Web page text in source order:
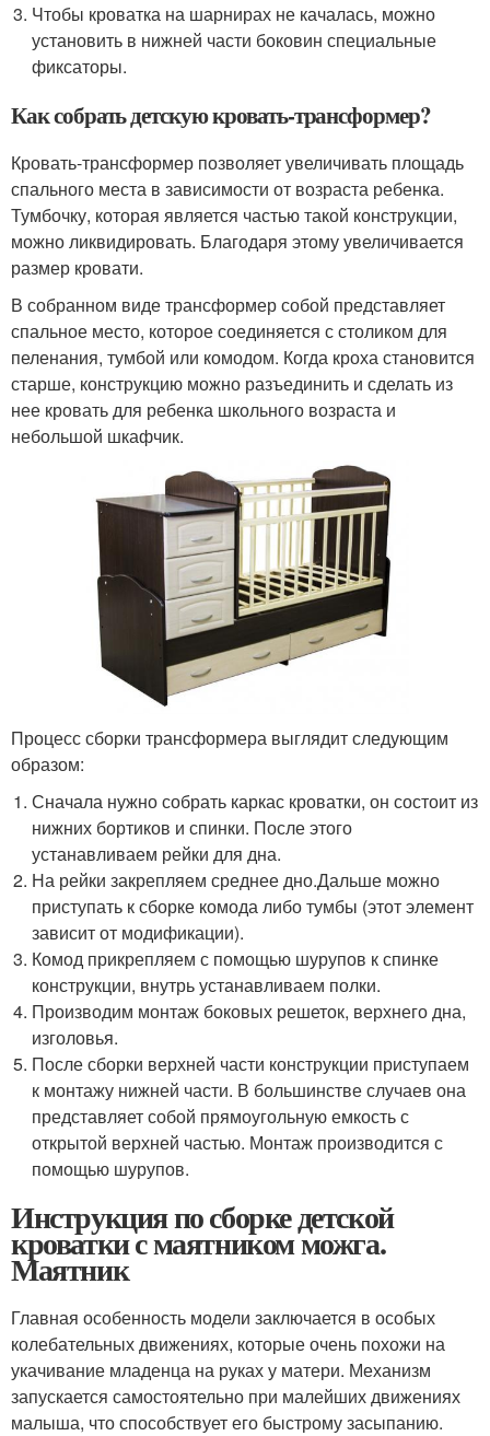
Чтобы кроватка на шарнирах не качалась, можно
установить в нижней части боковин специальные
фиксаторы.
Как собрать детскую кровать-трансформер?
Кровать-трансформер позволяет увеличивать площадь
спального места в зависимости от возраста ребенка.
Тумбочку, которая является частью такой конструкции,
можно ликвидировать. Благодаря этому увеличивается
размер кровати.
В собранном виде трансформер собой представляет
спальное место, которое соединяется с столиком для
пеленания, тумбой или комодом. Когда кроха становится
старше, конструкцию можно разъединить и сделать из
нее кровать для ребенка школьного возраста и
небольшой шкафчик.
Процесс сборки трансформера выглядит следующим
образом:
Сначала нужно собрать каркас кроватки, он состоит из
нижних бортиков и спинки. После этого
устанавливаем рейки для дна.
На рейки закрепляем среднее дно.Дальше можно
приступать к сборке комода либо тумбы (этот элемент
зависит от модификации).
Комод прикрепляем с помощью шурупов к спинке
конструкции, внутрь устанавливаем полки.
Производим монтаж боковых решеток, верхнего дна,
изголовья.
После сборки верхней части конструкции приступаем
к монтажу нижней части. В большинстве случаев она
представляет собой прямоугольную емкость с
открытой верхней частью. Монтаж производится с
помощью шурупов.
Инструкция по сборке детской
кроватки с маятником можга.
Маятник
Главная особенность модели заключается в особых
колебательных движениях, которые очень похожи на
укачивание младенца на руках у матери. Механизм
запускается самостоятельно при малейших движениях
малыша, что способствует его быстрому засыпанию.